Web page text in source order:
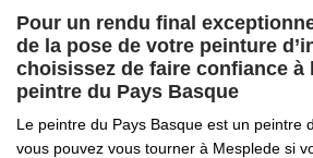
Pour un rendu final
de la pose de votre peinture
choisissez de faire confiance à
peintre du Pays Basque
Le peintre du Pays Basque est un peintre
vous pouvez vous tourner à Mesplede si